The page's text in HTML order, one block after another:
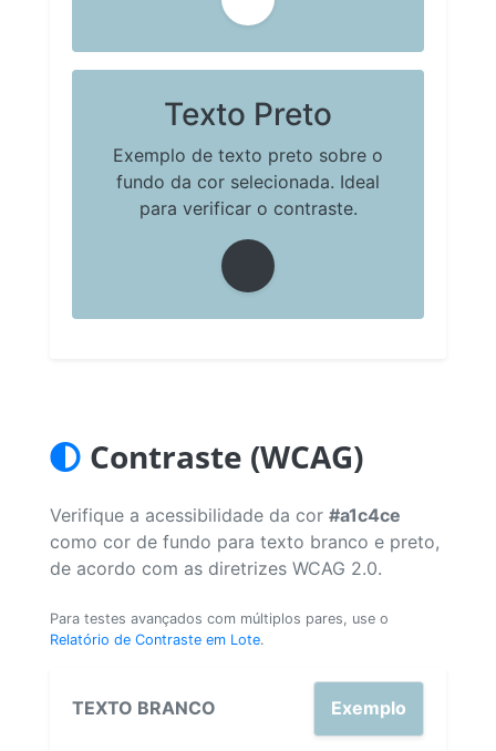
Texto Preto
Exemplo de texto preto sobre o
fundo da cor selecionada. Ideal
para verificar o contraste.
Contraste (WCAG)
Verifique a acessibilidade da cor #a1c4ce
como cor de fundo para texto branco e preto,
de acordo com as diretrizes WCAG 2.0.
Para testes avançados com múltiplos pares, use o
Relatório de Contraste em Lote.
TEXTO BRANCO Exemplo